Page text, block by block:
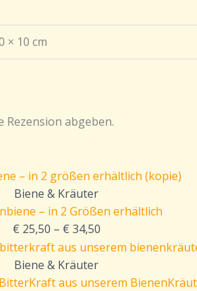
× 10 cm
abgeben.
Biene & Kräuter
– in 2 Größen erhältlich
€ 25,50 – € 34,50
Biene & Kräuter
aus unserem